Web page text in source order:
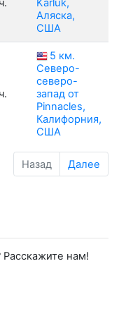
Karluk,
Аляска,
США
5 км.
Северо-
северо-
запад от
Pinnacles,
Калифорния,
США
Назад Далее
Расскажите нам!